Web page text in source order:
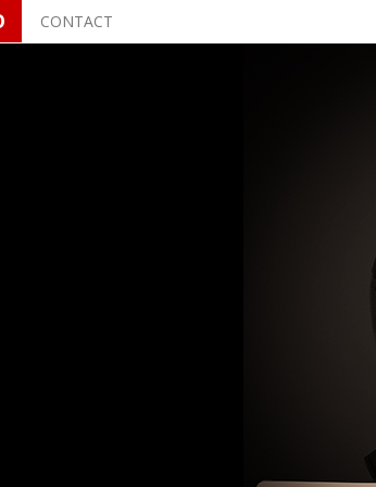
CONTACT